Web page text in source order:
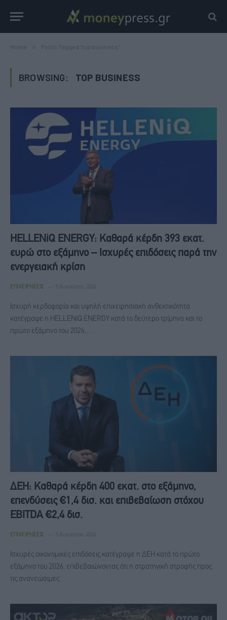
Home Posts Tagged "top business"
BROWSING: TOP BUSINESS
HELLENiQ ENERGY: Καθαρά κέρδη 393 εκατ.
ευρώ στο εξάμηνο – Ισχυρές επιδόσεις παρά την
ενεργειακή κρίση
ΕΠΙΧΕΙΡΉΣΕΙΣ 5 Αυγούστου, 2026
Ισχυρή κερδοφορία και υψηλή επιχειρησιακή ανθεκτικότητα
κατέγραψε η HELLENiQ ENERGY κατά το δεύτερο τρίμηνο και το
πρώτο εξάμηνο του 2026,…
ΔΕΗ: Καθαρά κέρδη 400 εκατ. στο εξάμηνο,
επενδύσεις €1,4 δισ. και επιβεβαίωση στόχου
EBITDA €2,4 δισ.
ΕΠΙΧΕΙΡΉΣΕΙΣ 5 Αυγούστου, 2026
Ισχυρές οικονομικές επιδόσεις κατέγραψε η ΔΕΗ κατά το πρώτο
εξάμηνο του 2026, επιβεβαιώνοντας ότι η στρατηγική στροφής προς
τις ανανεώσιμες…